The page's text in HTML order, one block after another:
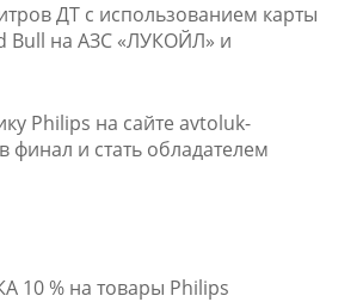
ДТ с использованием карты
Bull на АЗС «ЛУКОЙЛ» и
Philips на сайте avtoluk-
финал и стать обладателем
% на товары Philips